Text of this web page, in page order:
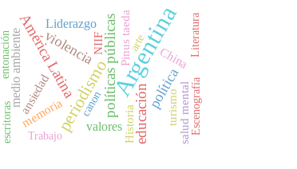
Argentina
periodismo educación
políticas públicas
América Latina política
violencia
Liderazgo
valores
medio ambiente China
ansiedad
Historia salud mental
Pinus taeda
memoria turismo
NIIF
entonación Literatura
canon
escritoras Escenografía
Trabajo
arte